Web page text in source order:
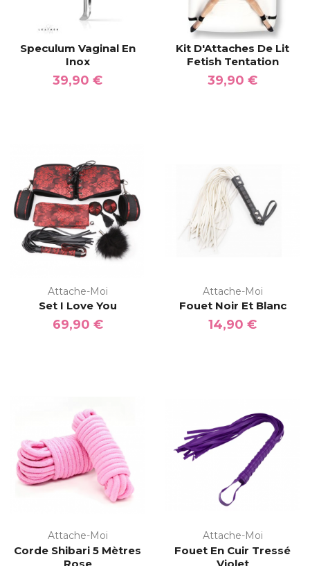
Speculum Vaginal En
Inox
39,90 €
Kit D'Attaches De Lit
Fetish Tentation
39,90 €
Attache-Moi
Set I Love You
69,90 €
Attache-Moi
Fouet Noir Et Blanc
14,90 €
Attache-Moi
Corde Shibari 5 Mètres
Attache-Moi
Fouet En Cuir Tressé